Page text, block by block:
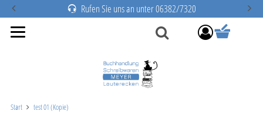
Rufen Sie uns an unter 06382/7320
Warenkorb
Start test 01 (Kopie)